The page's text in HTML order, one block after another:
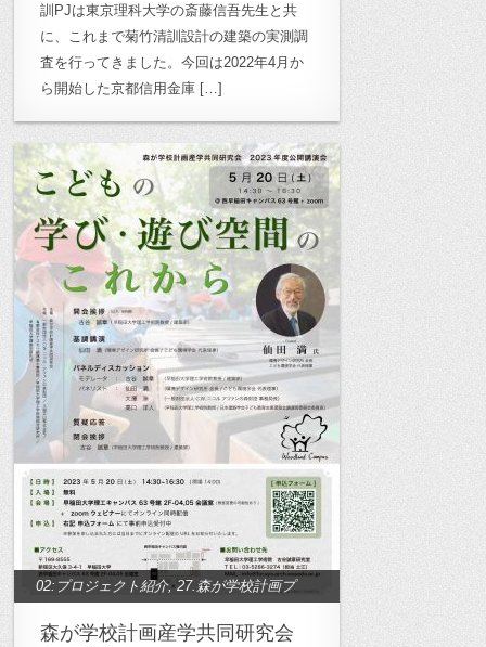
訓PJは東京理科大学の斎藤信吾先生と共
に、これまで菊竹清訓設計の建築の実測調
査を行ってきました。今回は2022年4月か
ら開始した京都信用金庫 […]
02:プロジェクト紹介,27.森が学校計画プ
森が学校計画産学共同研究会